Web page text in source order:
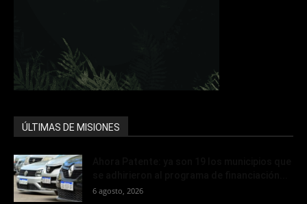
ÚLTIMAS DE MISIONES
6 agosto, 2026